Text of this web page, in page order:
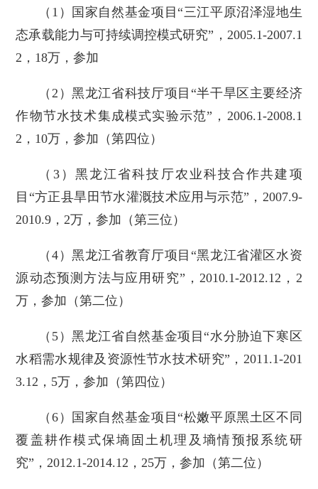
（1）国家自然基金项目“三江平原沼泽湿地生
态承载能力与可持续调控模式研究”，2005.1-2007.1
2，18万，参加
（2）黑龙江省科技厅项目“半干旱区主要经济
作物节水技术集成模式实验示范”，2006.1-2008.1
2，10万，参加（第四位）
（3）黑龙江省科技厅农业科技合作共建项
目“方正县旱田节水灌溉技术应用与示范”，2007.9-
2010.9，2万，参加（第三位）
（4）黑龙江省教育厅项目“黑龙江省灌区水资
源动态预测方法与应用研究”，2010.1-2012.12，2
万，参加（第二位）
（5）黑龙江省自然基金项目“水分胁迫下寒区
水稻需水规律及资源性节水技术研究”，2011.1-201
3.12，5万，参加（第四位）
（6）国家自然基金项目“松嫩平原黑土区不同
覆盖耕作模式保墒固土机理及墒情预报系统研
究”，2012.1-2014.12，25万，参加（第二位）